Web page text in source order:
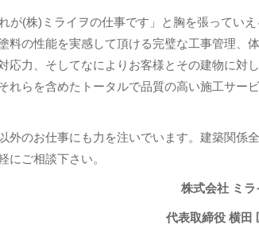
が(株)ミライヲの仕事です」と胸を張っていえ
料の性能を実感して頂ける完璧な工事管理、体
応力、そしてなによりお客様とその建物に対
れらを含めたトータルで品質の高い施工サー
外のお仕事にも力を注いでいます。建築関係
にご相談下さい。
株式会社 ミラ
代表取締役 横田